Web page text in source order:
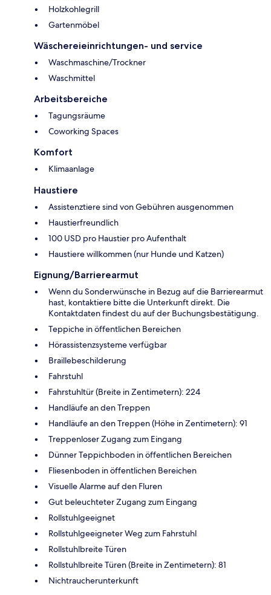
Holzkohlegrill
Gartenmöbel
Wäschereieinrichtungen- und service
Waschmaschine/Trockner
Waschmittel
Arbeitsbereiche
Tagungsräume
Coworking Spaces
Komfort
Klimaanlage
Haustiere
Assistenztiere sind von Gebühren ausgenommen
Haustierfreundlich
100 USD pro Haustier pro Aufenthalt
Haustiere willkommen (nur Hunde und Katzen)
Eignung/Barrierearmut
Wenn du Sonderwünsche in Bezug auf die Barrierearmut
hast, kontaktiere bitte die Unterkunft direkt. Die
Kontaktdaten findest du auf der Buchungsbestätigung.
Teppiche in öffentlichen Bereichen
Hörassistenzsysteme verfügbar
Braillebeschilderung
Fahrstuhl
Fahrstuhltür (Breite in Zentimetern): 224
Handläufe an den Treppen
Handläufe an den Treppen (Höhe in Zentimetern): 91
Treppenloser Zugang zum Eingang
Dünner Teppichboden in öffentlichen Bereichen
Fliesenboden in öffentlichen Bereichen
Visuelle Alarme auf den Fluren
Gut beleuchteter Zugang zum Eingang
Rollstuhlgeeignet
Rollstuhlgeeigneter Weg zum Fahrstuhl
Rollstuhlbreite Türen
Rollstuhlbreite Türen (Breite in Zentimetern): 81
Nichtraucherunterkunft